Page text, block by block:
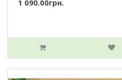
1 090.00грн.